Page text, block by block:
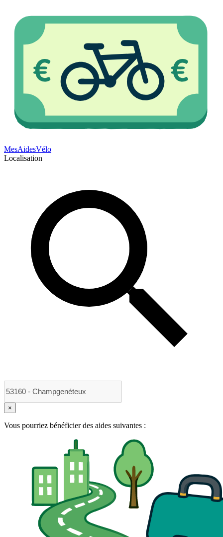
MesAidesVélo
Localisation
×
Vous pourriez bénéficier des aides suivantes :